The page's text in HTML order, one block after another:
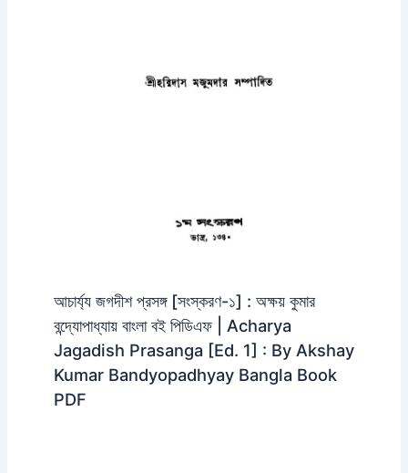
আচার্য্য জগদীশ প্রসঙ্গ [সংস্করণ-১] : অক্ষয় কুমার
বন্দ্যোপাধ্যায় বাংলা বই পিডিএফ | Acharya
Jagadish Prasanga [Ed. 1] : By Akshay
Kumar Bandyopadhyay Bangla Book
PDF